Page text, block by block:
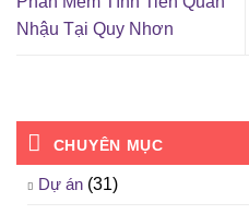
Nhậu Tại Quy Nhơn
CHUYÊN MỤC
Dự án (31)